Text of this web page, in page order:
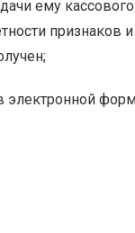
ему
признаков
электронной